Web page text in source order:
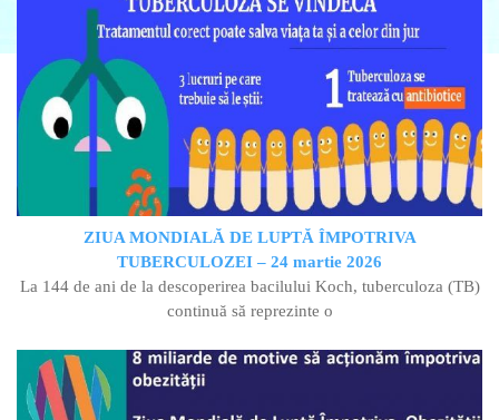
ZIUA MONDIALĂ DE LUPTĂ ÎMPOTRIVA
TUBERCULOZEI – 24 martie 2026
La 144 de ani de la descoperirea bacilului Koch, tuberculoza (TB)
continuă să reprezinte o